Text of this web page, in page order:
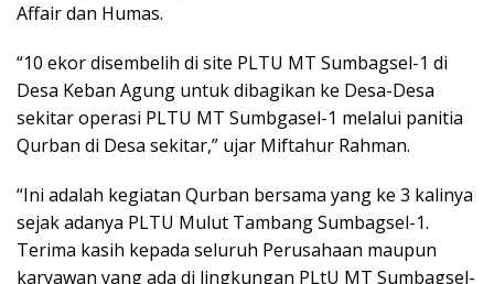
Affair dan Humas.
“10 ekor disembelih di site PLTU MT Sumbagsel-1 di
Desa Keban Agung untuk dibagikan ke Desa-Desa
sekitar operasi PLTU MT Sumbgasel-1 melalui panitia
Qurban di Desa sekitar,” ujar Miftahur Rahman.
“Ini adalah kegiatan Qurban bersama yang ke 3 kalinya
sejak adanya PLTU Mulut Tambang Sumbagsel-1.
Terima kasih kepada seluruh Perusahaan maupun
karyawan yang ada di lingkungan PLtU MT Sumbagsel-